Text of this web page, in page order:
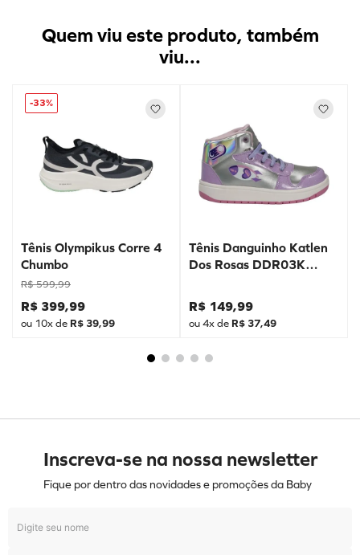
Quem viu este produto, também
viu...
-33%
Tênis Olympikus Corre 4
Chumbo
R$ 599,99
R$ 399,99
ou 10x de R$ 39,99
Tênis Danguinho Katlen
Dos Rosas DDR03K
R$ 149,99
ou4x de R$ 37,49
Inscreva-se na nossa newsletter
Fique por dentro das novidades e promoções da Baby